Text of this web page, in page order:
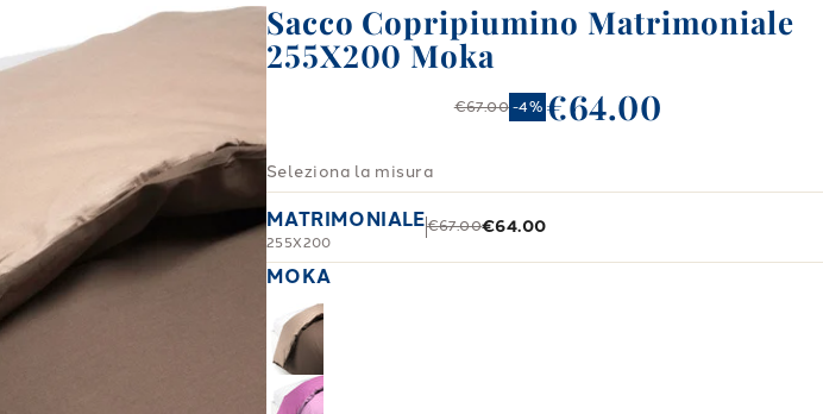
Sacco Copripiumino Matrimoniale
255X200 Moka
€67.00 -4% €64.00
Seleziona la misura
MATRIMONIALE
255X200
€67.00€64.00
MOKA